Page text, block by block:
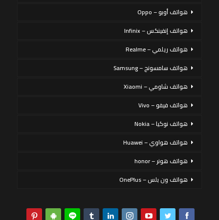
هواتف أوبو – Oppo
هواتف إنفينكس – Infinix
هواتف ريلمي – Realme
هواتف سامسونج – Samsung
هواتف شاومي – Xiaomi
هواتف فيفو – Vivo
هواتف نوكيا – Nokia
هواتف هواوي – Huawei
هواتف هونر – honor
هواتف ون بلس – OnePlus